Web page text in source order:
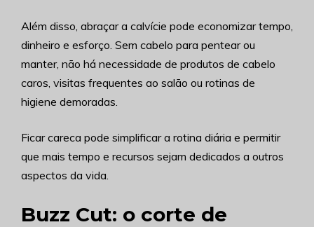
Além disso, abraçar a calvície pode economizar tempo,
dinheiro e esforço. Sem cabelo para pentear ou
manter, não há necessidade de produtos de cabelo
caros, visitas frequentes ao salão ou rotinas de
higiene demoradas.
Ficar careca pode simplificar a rotina diária e permitir
que mais tempo e recursos sejam dedicados a outros
aspectos da vida.
Buzz Cut: o corte de